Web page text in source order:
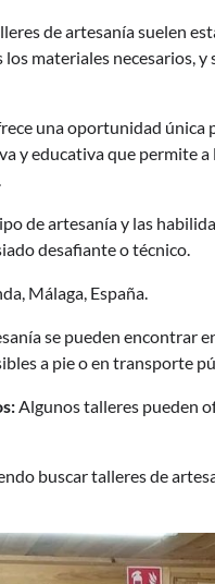
de artesanía suelen
materiales necesarios,
una oportunidad única
y educativa que permite
de artesanía y las
desafiante o técnico.
Málaga, España.
se pueden encontrar
a pie o en transporte
Algunos talleres pueden
buscar talleres de